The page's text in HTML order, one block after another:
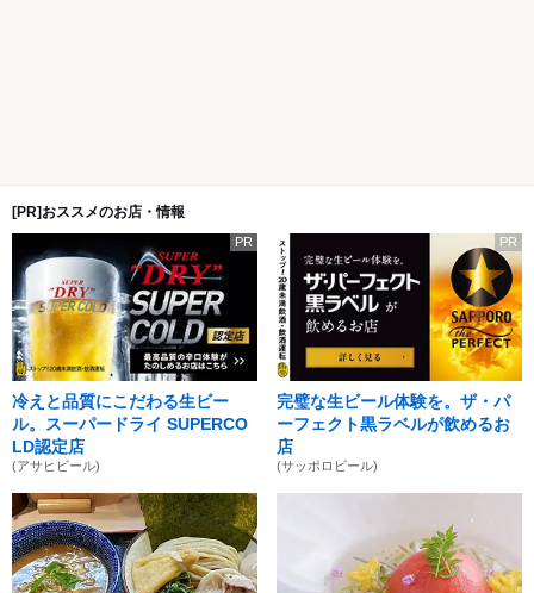
[PR]おススメのお店・情報
PR
冷えと品質にこだわる生ビー
ル。スーパードライ SUPERCO
LD認定店
(アサヒビール)
PR
完璧な生ビール体験を。ザ・パ
ーフェクト黒ラベルが飲めるお
店
(サッポロビール)